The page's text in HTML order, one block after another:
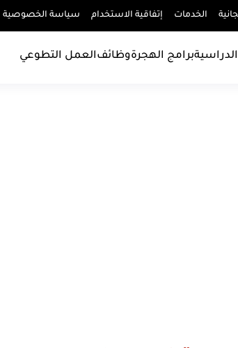
الخدمات إتفاقية الاستخدام سياسة الخصوصية
برامج الهجرةوظائفالعمل التطوعي